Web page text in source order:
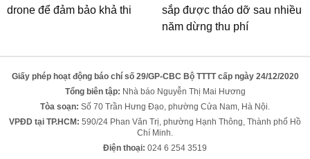
drone để đảm bảo khả thi
sắp được tháo dỡ sau nhiều
năm dừng thu phí
Giấy phép hoạt động báo chí số 29/GP-CBC Bộ TTTT cấp ngày 24/12/2020
Tổng biên tập: Nhà báo Nguyễn Thị Mai Hương
Tòa soạn: Số 70 Trần Hưng Đạo, phường Cửa Nam, Hà Nội.
VPĐD tại TP.HCM: 590/24 Phan Văn Trị, phường Hạnh Thông, Thành phố Hồ
Chí Minh.
Điện thoại: 024 6 254 3519